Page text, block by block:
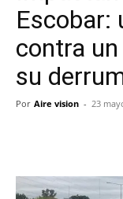
Escobar:
contra
su
Por Aire vision - 23